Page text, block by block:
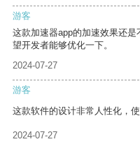
游客
这款加速器app的加速效果还
望开发者能够优化一下。
2024-07-27
游客
这款软件的设计非常人性化，使
2024-07-27